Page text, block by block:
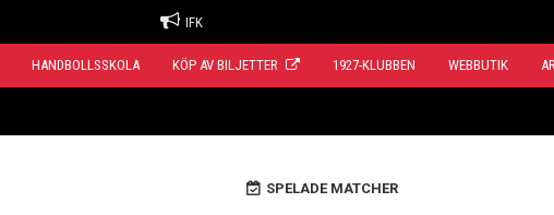
IFK
HANDBOLLSSKOLA KÖP AV BILJETTER 1927-KLUBBEN WEBBUTIK
SPELADE MATCHER